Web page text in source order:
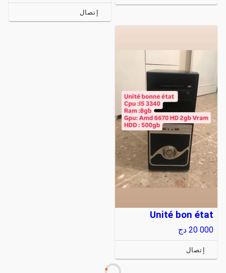
إتصال
Unité bon état
20 000 دج
إتصال